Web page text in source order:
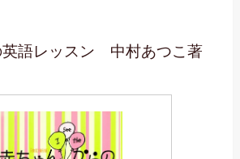
英語レッスン 中村あつこ著